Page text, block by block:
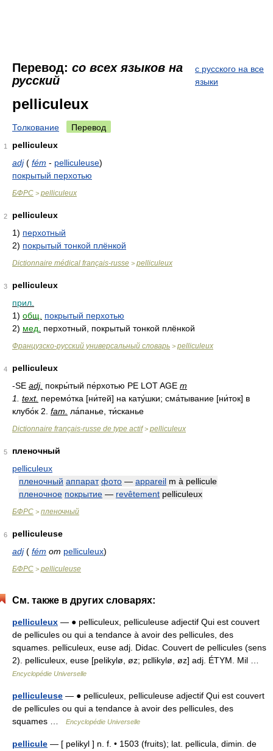
Перевод: со всех языков на
русский
с русского на все
языки
pelliculeux
Толкование Перевод
1
pelliculeux
adj( fém - pelliculeuse)
покрытый перхотью
БФРС > pelliculeux
2
pelliculeux
1) перхотный
2) покрытый тонкой плёнкой
Dictionnaire médical français-russe > pelliculeux
3
pelliculeux
прил.
1) общ.
покрытый перхотью
2) мед. перхотный, покрытый тонкой плёнкой
Французско-русский универсальный словарь > pelliculeux
4
pelliculeux
-SE adj. покры́тый пе́рхотью РЕ LOT AGE m
1. text. перемо́тка [ни́тей] на кату́шки; сма́тывание [ни́ток] в
клубо́к 2. fam. ла́панье, ти́сканье
Dictionnaire français-russe de type actif> pelliculeux
5
пленочный
pelliculeux
пленочный аппарат фото — appareil m à pellicule
пленочное покрытие — revêtement pelliculeux
БФРС > пленочный
6
pelliculeuse
adj( fém от pelliculeux)
БФРС > pelliculeuse
См. также в других словарях:
pelliculeux — ● pelliculeux, pelliculeuse adjectif Qui est couvert
de pellicules ou qui a tendance à avoir des pellicules, des
squames. pelliculeux, euse adj. Didac. Couvert de pellicules (sens
2). pelliculeux, euse [pelikylø, øz; pɛllikylø, øz] adj. ÉTYM. Mil …
Encyclopédie Universelle
pelliculeuse — ● pelliculeux, pelliculeuse adjectif Qui est couvert
de pellicules ou qui a tendance à avoir des pellicules, des
squames …
Encyclopédie Universelle
pellicule — [ pelikyl ] n. f. • 1503 (fruits); lat. pellicula, dimin. de